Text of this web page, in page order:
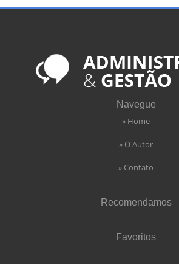
Navegue
» Home
» O Autor
» Contato
Recomendamos
Favoritos